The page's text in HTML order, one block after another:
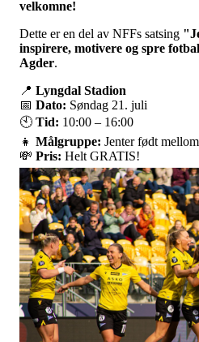
velkomne!
Dette er en del av NFFs satsing
inspirere, motivere og spre
Agder.
📍 Lyngdal Stadion
📅 Dato: Søndag 21. juli
🕙 Tid: 10:00 – 16:00
👧 Målgruppe: Jenter født
💸 Pris: Helt GRATIS!